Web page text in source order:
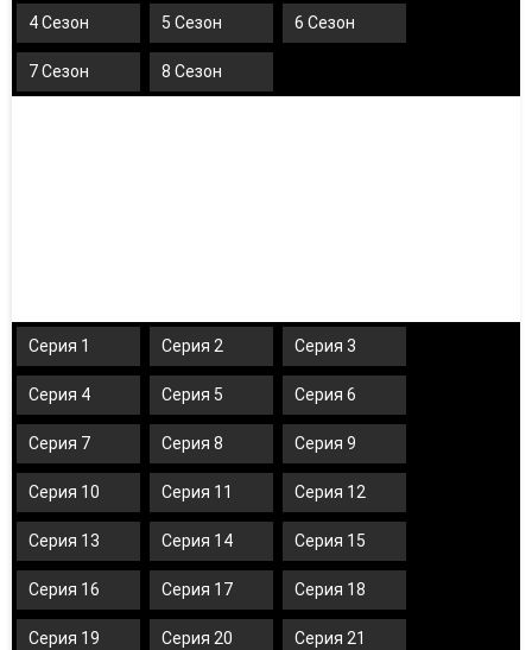
4 Сезон 5 Сезон 6 Сезон
7 Сезон 8 Сезон
Серия 1 Серия 2 Серия 3
Серия 4 Серия 5 Серия 6
Серия 7 Серия 8 Серия 9
Серия 10 Серия 11 Серия 12
Серия 13 Серия 14 Серия 15
Серия 16 Серия 17 Серия 18
Серия 19 Серия 20 Серия 21